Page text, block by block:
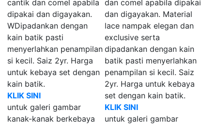
cantik dan comel apabila
dipakai dan digayakan.
WDipadankan dengan
kain batik pasti
menyerlahkan penampilan
si kecil. Saiz 2yr. Harga
untuk kebaya set dengan
kain batik.
KLIK SINI
untuk galeri gambar
kanak-kanak berkebaya
dan comel apabila dipakai
dan digayakan. Material
lace nampak elegan dan
exclusive serta
dipadankan dengan kain
batik pasti menyerlahkan
penampilan si kecil. Saiz
2yr. Harga untuk kebaya
set dengan kain batik.
KLIK SINI
untuk galeri gambar